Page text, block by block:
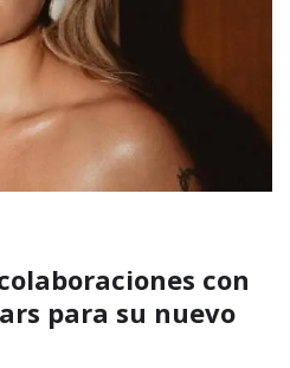
con
para su nuevo